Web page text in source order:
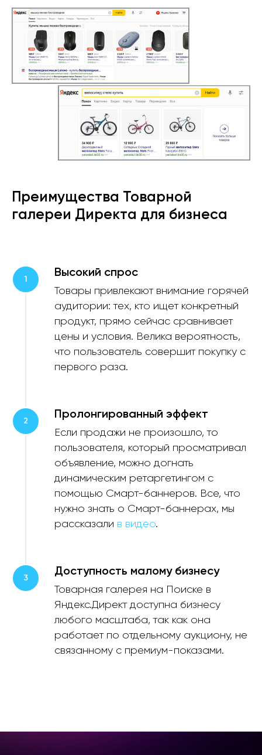
Преимущества Товарной
галереи Директа для бизнеса
Высокий спрос
Товары привлекают внимание горячей
аудитории: тех, кто ищет конкретный
продукт, прямо сейчас сравнивает
цены и условия. Велика вероятность,
что пользователь совершит покупку с
первого раза.
Пролонгированный эффект
Если продажи не произошло, то
пользователя, который просматривал
объявление, можно догнать
динамическим ретаргетингом с
помощью Смарт-баннеров. Все, что
нужно знать о Смарт-баннерах, мы
рассказали в видео.
Доступность малому бизнесу
Товарная галерея на Поиске в
Яндекс.Директ доступна бизнесу
любого масштаба, так как она
работает по отдельному аукциону, не
связанному с премиум-показами.